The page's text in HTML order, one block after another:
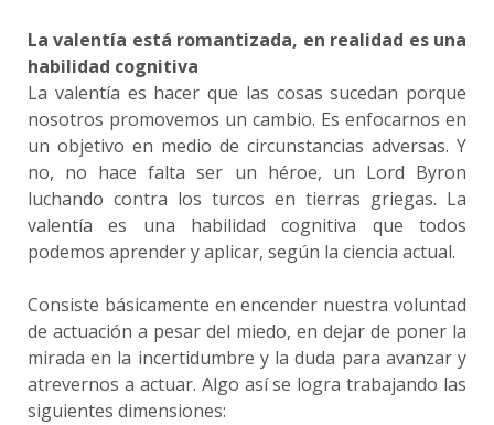
La valentía está romantizada, en realidad es una
habilidad cognitiva
La valentía es hacer que las cosas sucedan porque
nosotros promovemos un cambio. Es enfocarnos en
un objetivo en medio de circunstancias adversas. Y
no, no hace falta ser un héroe, un Lord Byron
luchando contra los turcos en tierras griegas. La
valentía es una habilidad cognitiva que todos
podemos aprender y aplicar, según la ciencia actual.
Consiste básicamente en encender nuestra voluntad
de actuación a pesar del miedo, en dejar de poner la
mirada en la incertidumbre y la duda para avanzar y
atrevernos a actuar. Algo así se logra trabajando las
siguientes dimensiones: